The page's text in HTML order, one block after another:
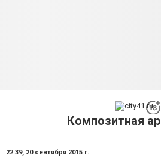
Композитная
22:39, 20 сентября 2015 г.